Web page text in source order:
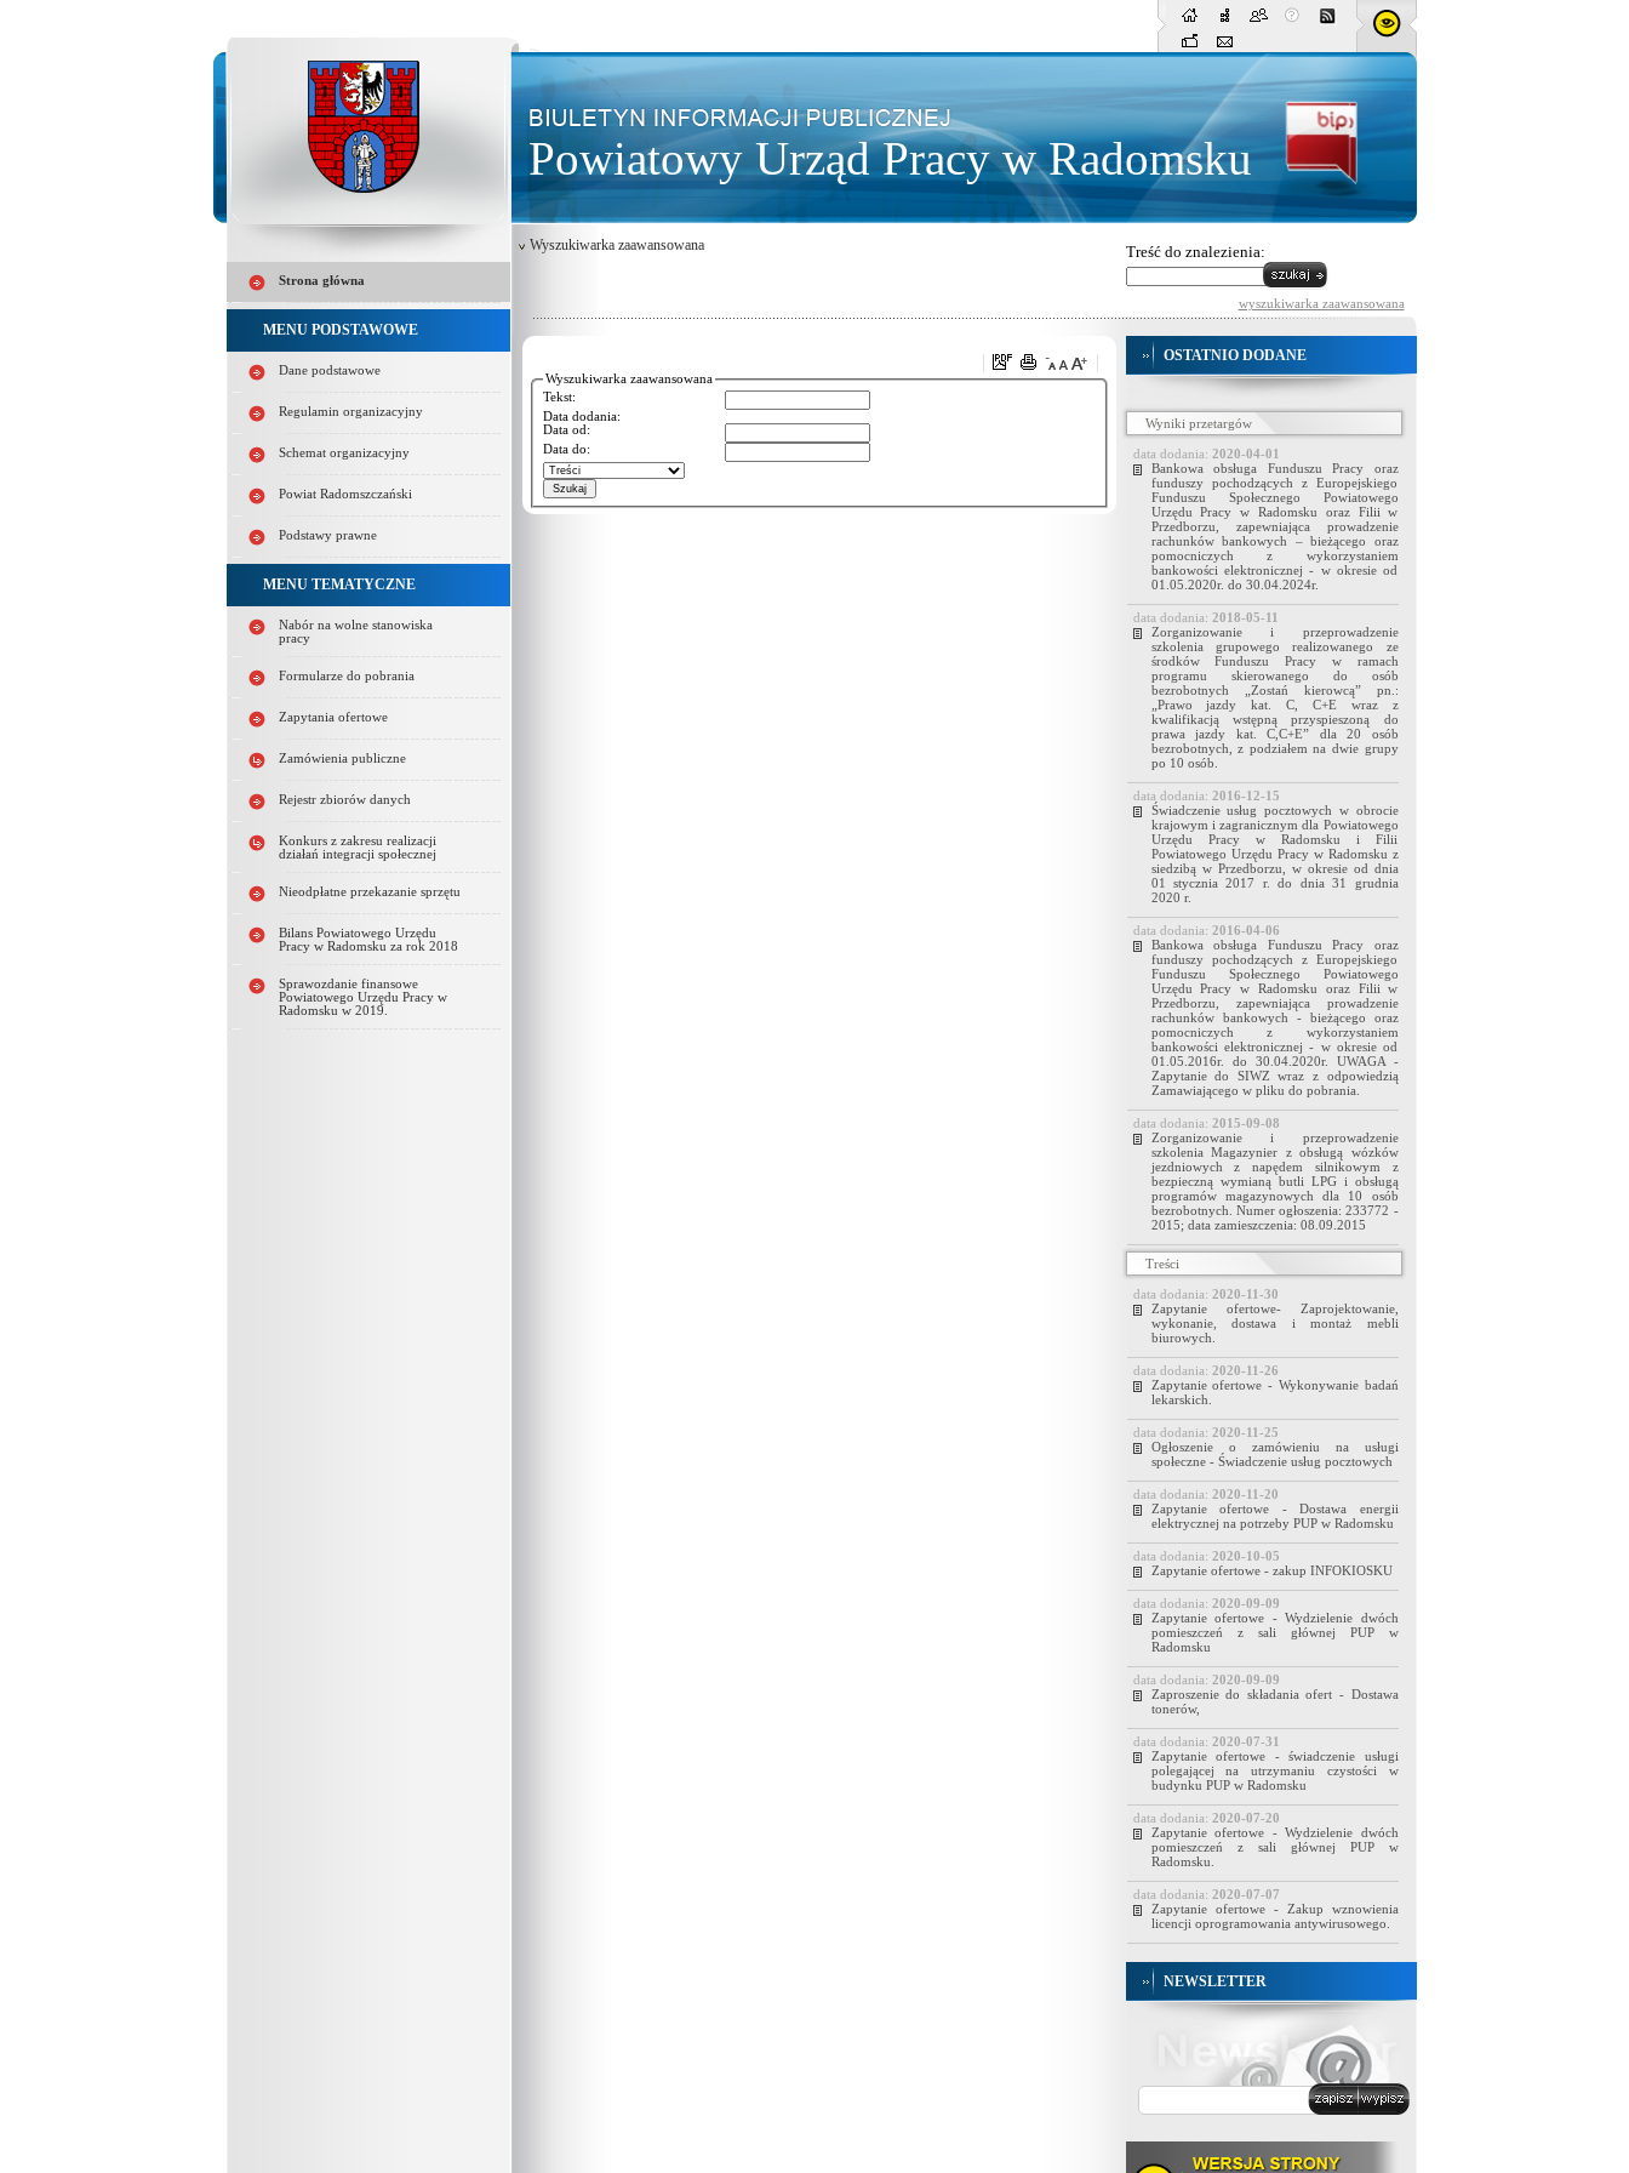
Powiatowy Urząd Pracy w Radomsku
Strona główna
MENU PODSTAWOWE
Dane podstawowe
Regulamin organizacyjny
Schemat organizacyjny
Powiat Radomszczański
Podstawy prawne
MENU TEMATYCZNE
Nabór na wolne stanowiska
pracy
Formularze do pobrania
Zapytania ofertowe
Zamówienia publiczne
Rejestr zbiorów danych
Konkurs z zakresu realizacji
działań integracji społecznej
Nieodpłatne przekazanie sprzętu
Bilans Powiatowego Urzędu
Pracy w Radomsku za rok 2018
Sprawozdanie finansowe
Powiatowego Urzędu Pracy w
Radomsku w 2019.
Wyszukiwarka zaawansowana Treść do znalezienia:
wyszukiwarka zaawansowana
Wyszukiwarka zaawansowana
Tekst:
Data dodania:
Data od:
Data do:
OSTATNIO DODANE
Wyniki przetargów
data dodania: 2020-04-01
Bankowa obsługa Funduszu Pracy oraz
funduszy pochodzących z Europejskiego
Funduszu Społecznego Powiatowego
Urzędu Pracy w Radomsku oraz Filii w
Przedborzu, zapewniająca prowadzenie
rachunków bankowych – bieżącego oraz
pomocniczych z wykorzystaniem
bankowości elektronicznej - w okresie od
01.05.2020r. do 30.04.2024r.
data dodania: 2018-05-11
Zorganizowanie i przeprowadzenie
szkolenia grupowego realizowanego ze
środków Funduszu Pracy w ramach
programu skierowanego do osób
bezrobotnych „Zostań kierowcą” pn.:
„Prawo jazdy kat. C, C+E wraz z
kwalifikacją wstępną przyspieszoną do
prawa jazdy kat. C,C+E” dla 20 osób
bezrobotnych, z podziałem na dwie grupy
po 10 osób.
data dodania: 2016-12-15
Świadczenie usług pocztowych w obrocie
krajowym i zagranicznym dla Powiatowego
Urzędu Pracy w Radomsku i Filii
Powiatowego Urzędu Pracy w Radomsku z
siedzibą w Przedborzu, w okresie od dnia
01 stycznia 2017 r. do dnia 31 grudnia
2020 r.
data dodania: 2016-04-06
Bankowa obsługa Funduszu Pracy oraz
funduszy pochodzących z Europejskiego
Funduszu Społecznego Powiatowego
Urzędu Pracy w Radomsku oraz Filii w
Przedborzu, zapewniająca prowadzenie
rachunków bankowych - bieżącego oraz
pomocniczych z wykorzystaniem
bankowości elektronicznej - w okresie od
01.05.2016r. do 30.04.2020r. UWAGA -
Zapytanie do SIWZ wraz z odpowiedzią
Zamawiającego w pliku do pobrania.
data dodania: 2015-09-08
Zorganizowanie i przeprowadzenie
szkolenia Magazynier z obsługą wózków
jezdniowych z napędem silnikowym z
bezpieczną wymianą butli LPG i obsługą
programów magazynowych dla 10 osób
bezrobotnych. Numer ogłoszenia: 233772 -
2015; data zamieszczenia: 08.09.2015
Treści
data dodania: 2020-11-30
Zapytanie ofertowe- Zaprojektowanie,
wykonanie, dostawa i montaż mebli
biurowych.
data dodania: 2020-11-26
Zapytanie ofertowe - Wykonywanie badań
lekarskich.
data dodania: 2020-11-25
Ogłoszenie o zamówieniu na usługi
społeczne - Świadczenie usług pocztowych
data dodania: 2020-11-20
Zapytanie ofertowe - Dostawa energii
elektrycznej na potrzeby PUP w Radomsku
data dodania: 2020-10-05
Zapytanie ofertowe - zakup INFOKIOSKU
data dodania: 2020-09-09
Zapytanie ofertowe - Wydzielenie dwóch
pomieszczeń z sali głównej PUP w
Radomsku
data dodania: 2020-09-09
Zaproszenie do składania ofert - Dostawa
tonerów,
data dodania: 2020-07-31
Zapytanie ofertowe - świadczenie usługi
polegającej na utrzymaniu czystości w
budynku PUP w Radomsku
data dodania: 2020-07-20
Zapytanie ofertowe - Wydzielenie dwóch
pomieszczeń z sali głównej PUP w
Radomsku.
data dodania: 2020-07-07
Zapytanie ofertowe - Zakup wznowienia
licencji oprogramowania antywirusowego.
NEWSLETTER